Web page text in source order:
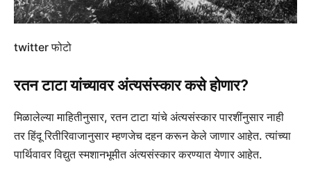
twitter फोटो
रतन टाटा यांच्यावर अंत्यसंस्कार कसे होणार?
मिळालेल्या माहितीनुसार, रतन टाटा यांचे अंत्यसंस्कार पारशींनुसार नाही
तर हिंदू रितीरिवाजानुसार म्हणजेच दहन करून केले जाणार आहेत. त्यांच्या
पार्थिवावर विद्युत स्मशानभूमीत अंत्यसंस्कार करण्यात येणार आहेत.